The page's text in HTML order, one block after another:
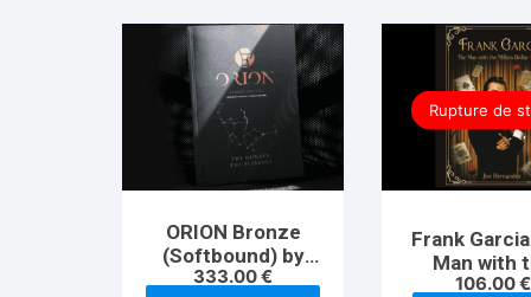
plus
récent
au
plus
ancien
ORION Bronze
(Softbound) by
Phedon Bilek
333.00€
Rupture de
Frank
Man with
Million
106.00€